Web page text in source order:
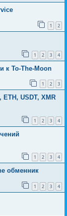
1 2
1 2 3 4
к To-The-Moon
1 2 3
USDT, XMR
1 2 3 4
1 2 3 4
обменник
1 2 3 4